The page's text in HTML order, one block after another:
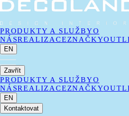
PRODUKTY A SLUŽBYO
NÁSREALIZACEZNAČKY
EN
Zavřít
PRODUKTY A SLUŽBYO
NÁSREALIZACEZNAČKY
EN
Kontaktovat